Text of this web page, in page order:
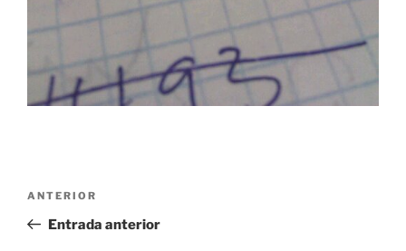
entradas
Entrada
anterior:
ANTERIOR
Entrada anterior